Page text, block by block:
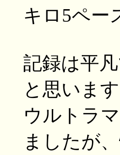
キロ5ペー
記録は平
と思いま
ウルトラ
ましたが